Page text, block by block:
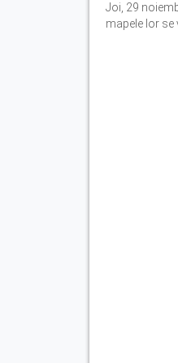
Joi, 29
mapele lor se